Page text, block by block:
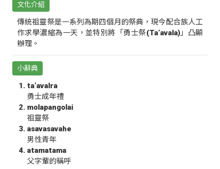
文化介紹
傳統祖靈祭是一系列為期四個月的祭典，現今配合族人工
作求學濃縮為一天，並特別將「勇士祭(Ta‘avala)」凸顯
辦理。
小辭典
ta‘avalra
勇士成年禮
molapangolai
祖靈祭
asavasavahe
男性青年
atamatama
父字輩的稱呼